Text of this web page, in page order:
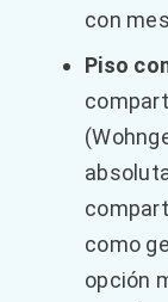
con
Piso
como
opción